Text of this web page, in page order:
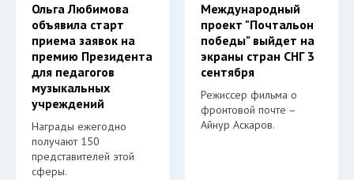
Ольга Любимова
объявила старт
приема заявок на
премию Президента
для педагогов
музыкальных
учреждений
Награды ежегодно
получают 150
представителей этой
сферы.
Международный
проект "Почтальон
победы" выйдет на
экраны стран СНГ 3
сентября
Режиссер фильма о
фронтовой почте –
Айнур Аскаров.